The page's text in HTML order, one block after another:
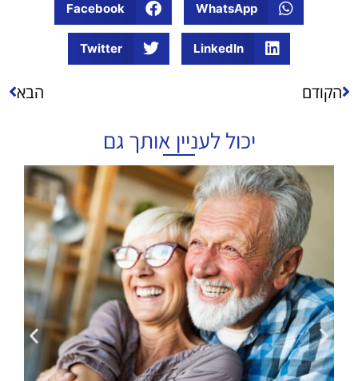
WhatsApp
Facebook
LinkedIn
Twitter
הקודם הבא
יכול לעניין אותך גם